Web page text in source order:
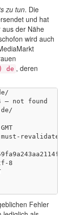
zu tun. Die
und hat
aus der Nähe
wird auch
de , deren
– not found
revalidate
8
Fehler